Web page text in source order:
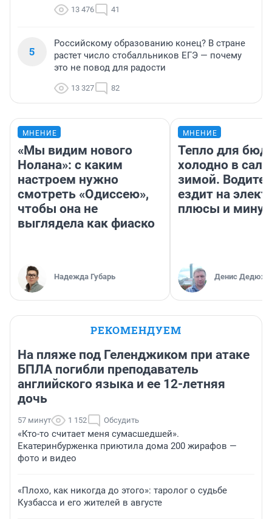
13 476 41
5
Российскому образованию конец? В стране
растет число стобалльников ЕГЭ — почему
это не повод для радости
13 327 82
МНЕНИЕ
«Мы видим нового
Нолана»: с каким
настроем нужно
смотреть «Одиссею»,
чтобы она не
выглядела как фиаско
Надежда Губарь
МНЕНИЕ
Тепло для
холодно в
зимой.
ездит на
плюсы и
Денис
РЕКОМЕНДУЕМ
На пляже под Геленджиком при атаке
БПЛА погибли преподаватель
английского языка и ее 12-летняя
дочь
57 минут 1 152 Обсудить
«Кто-то считает меня сумасшедшей».
Екатеринбурженка приютила дома 200 жирафов —
фото и видео
«Плохо, как никогда до этого»: таролог о судьбе
Кузбасса и его жителей в августе